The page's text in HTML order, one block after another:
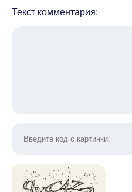
Текст комментария: